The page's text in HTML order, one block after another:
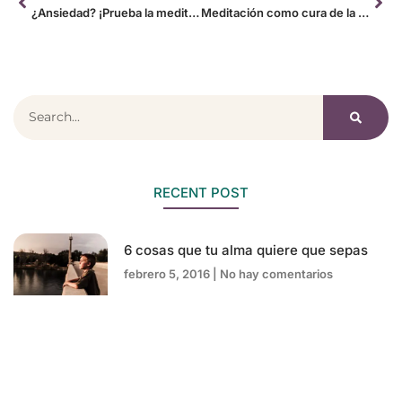
¿Ansiedad? ¡Prueba la meditación!
Meditación como cura de la depresión
RECENT POST
6 cosas que tu alma quiere que sepas
febrero 5, 2016 No hay comentarios